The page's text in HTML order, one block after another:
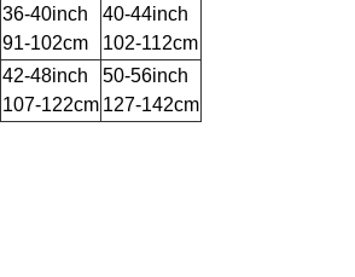
36-40inch
91-102cm
40-44inch
102-112cm
42-48inch
107-122cm
50-56inch
127-142cm